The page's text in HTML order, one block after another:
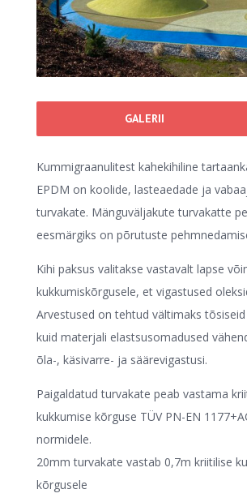
GALERII
Kummigraanulitest kahekihiline
EPDM on koolide, lasteaedade ja
turvakate. Mänguväljakute turvakatte
eesmärgiks on põrutuste
Kihi paksus valitakse vastavalt lapse
kukkumiskõrgusele, et vigastused
Arvestused on tehtud vältimaks
kuid materjali elastsusomadused
õla-, käsivarre- ja säärevigastusi.
Paigaldatud turvakate peab vastama
kukkumise kõrguse TÜV PN-EN
normidele.
20mm turvakate vastab 0,7m kriitilise
kõrgusele